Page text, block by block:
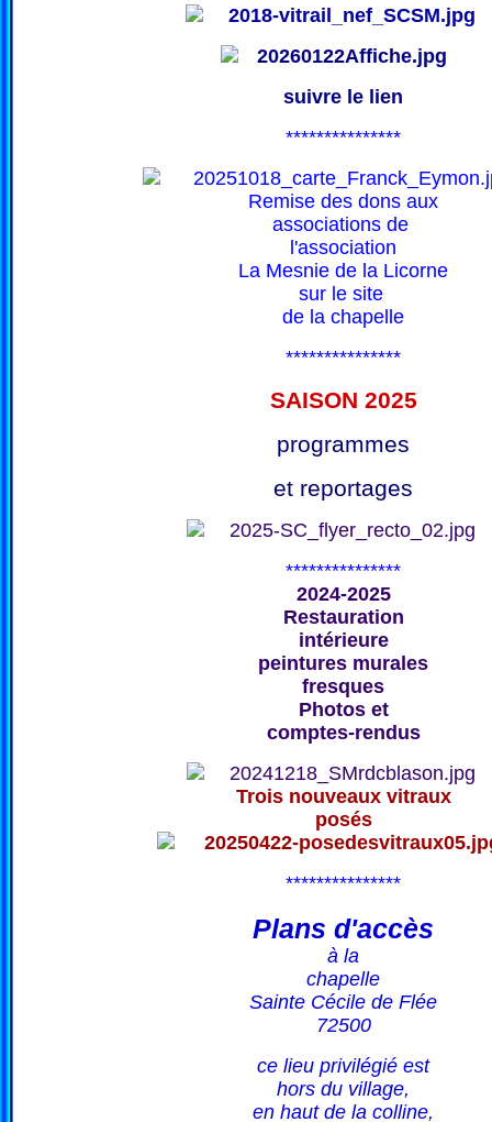
suivre le lien
***************
Remise des dons aux
associations de
l'association
La Mesnie de la Licorne
sur le site
de la chapelle
***************
SAISON 2025
programmes
et reportages
***************
2024-2025
Restauration
intérieure
peintures murales
fresques
Photos et
comptes-rendus
Trois nouveaux vitraux
posés
***************
Plans d'accès
à la
chapelle
Sainte Cécile de Flée
72500
ce lieu privilégié est
hors du village,
en haut de la colline,